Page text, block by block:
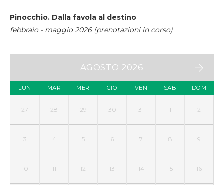
Pinocchio. Dalla favola al destino
febbraio - maggio 2026 (prenotazioni in corso)
AGOSTO 2026
LUN MAR MER GIO VEN SAB DOM
27 28 29 30 31 1 2
3 4 5 6 7 8 9
10 11 12 13 14 15 16